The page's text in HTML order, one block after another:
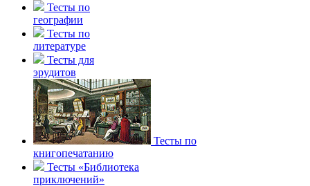
Тесты по
географии
Тесты по
литературе
Тесты для
эрудитов
Тесты по
книгопечатанию
Тесты «Библиотека
приключений»